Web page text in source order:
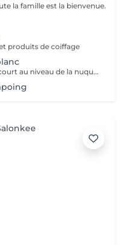
produits de coiffage
rasage à blanc ou extrêmement court au niveau de la nuque et au dessus des oreilles ,un fondu qui remonte progressivement vers le haut du crâne